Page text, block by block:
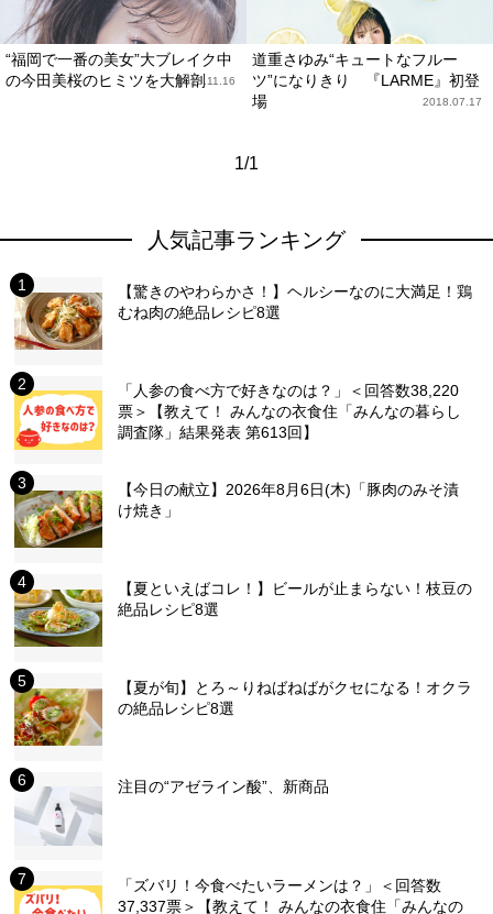
“福岡で一番の美女”大ブレイク中
の今田美桜のヒミツを大解剖2018.11.16
道重さゆみ“キュートなフルー
ツ”になりきり 『LARME』初登
場
2018.07.17
1/1
人気記事ランキング
【驚きのやわらかさ！】ヘルシーなのに大満足！鶏
むね肉の絶品レシピ8選
「人参の食べ方で好きなのは？」＜回答数38,220
票＞【教えて！ みんなの衣食住「みんなの暮らし
調査隊」結果発表 第613回】
【今日の献立】2026年8月6日(木)「豚肉のみそ漬
け焼き」
【夏といえばコレ！】ビールが止まらない！枝豆の
絶品レシピ8選
【夏が旬】とろ～りねばねばがクセになる！オクラ
の絶品レシピ8選
注目の“アゼライン酸”、新商品
「ズバリ！今食べたいラーメンは？」＜回答数
37,337票＞【教えて！ みんなの衣食住「みんなの